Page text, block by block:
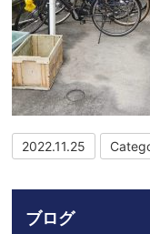
2022.11.25
ブログ